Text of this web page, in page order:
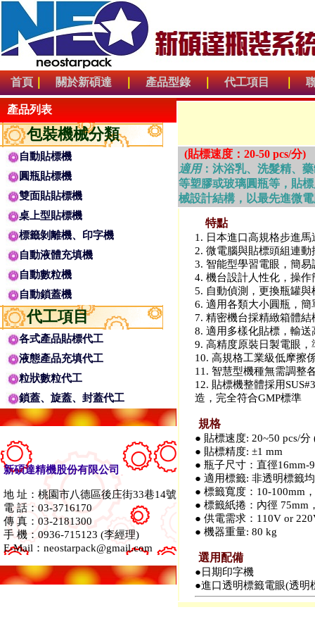
首頁｜關於新碩達｜產品型錄｜代工項目｜
產品列表
包裝機械分類
自動貼標機
圓瓶貼標機
雙面貼貼標機
桌上型貼標機
標籤剝離機、印字機
自動液體充填機
自動數粒機
自動鎖蓋機
代工項目
各式產品貼標代工
液態產品充填代工
粒狀數粒代工
鎖蓋、旋蓋、封蓋代工
新碩達精機股份有限公司
地 址：桃園市八德區後庄街33巷14號
電 話：03-3716170
傳 真：03-2181300
手 機：0936-715123 (李經理)
E-Mail：neostarpack@gmail.com
(貼標速度：20-50 pcs/分)
適用：沐浴乳、洗髮精、
等塑膠或玻璃圓瓶等，貼
械設計結構，以最先進微
特點
1. 日本進口高規格步進
2. 微電腦與貼標頭組連
3. 智能型學習電眼，簡易
4. 機台設計人性化，操
5. 自動偵測，更換瓶罐
6. 適用各類大小圓瓶，
7. 精密機台採精緻箱體
8. 適用多樣化貼標，輸
9. 高精度原裝日製電眼，
10. 高規格工業級低摩擦
11. 智慧型機種無需調整
12. 貼標機整體採用
造，完全符合GMP標準
規格
● 貼標速度: 20~50 pcs/
● 貼標精度: ±1 mm
● 瓶子尺寸：直徑16mm-
● 適用標籤: 非透明標籤
● 標籤寬度：10-100mm
● 標籤紙捲：內徑 75mm
● 供電需求：110V or
● 機器重量: 80 kg
選用配備
●日期印字機
●進口透明標籤電眼(透明